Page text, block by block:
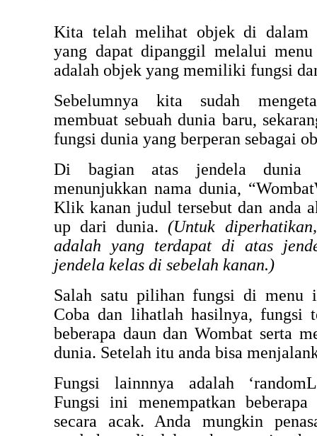
Kita telah melihat objek di dalam
yang dapat dipanggil melalui
adalah objek yang memiliki fungsi
Sebelumnya kita sudah
membuat sebuah dunia baru,
fungsi dunia yang berperan sebagai
Di bagian atas jendela dunia
menunjukkan nama dunia,
Klik kanan judul tersebut dan anda
up dari dunia.(Untuk
adalah yang terdapat di atas
jendela kelas di sebelah kanan.)
Salah satu pilihan fungsi di menu
Coba dan lihatlah hasilnya, fungsi
beberapa daun dan Wombat serta
dunia. Setelah itu anda bisa
Fungsi lainnnya adalah
Fungsi ini menempatkan
secara acak. Anda mungkin